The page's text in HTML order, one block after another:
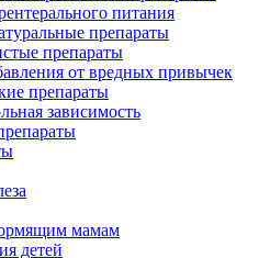
питания
препараты
препараты
от вредных привычек
препараты
зависимость
мамам
детей